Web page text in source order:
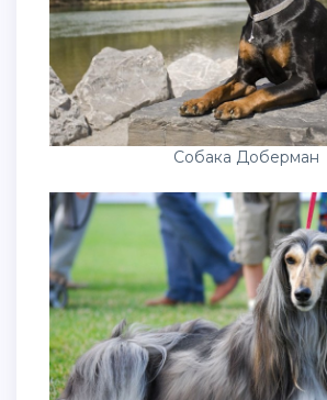
Собака Доберман